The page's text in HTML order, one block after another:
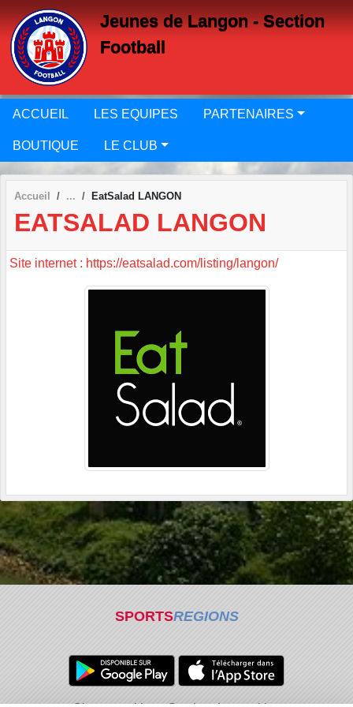
Jeunes de Langon - Section
Football
ACCUEIL LES EQUIPES PARTENAIRES
BOUTIQUE LE CLUB
Accueil EatSalad LANGON
EATSALAD LANGON
Site internet : https://eatsalad.com/listing/langon/
SPORTSREGIONS
Panneau de gestion des cookies